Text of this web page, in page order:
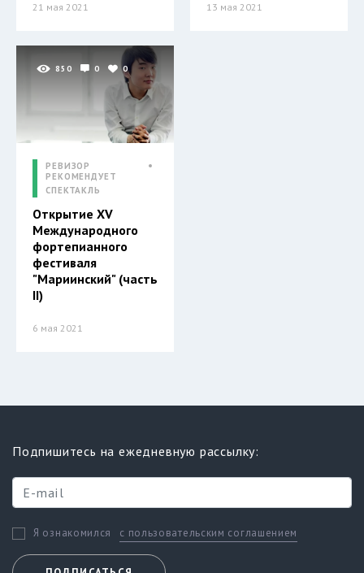
21 мая 2021 13 мая 2021
850 0 0
РЕВИЗОР
РЕКОМЕНДУЕТ
СПЕКТАКЛЬ
Открытие ХV
Международного
фортепианного
фестиваля
"Мариинский" (часть
II)
6 мая 2021
Подпишитесь на ежедневную рассылку:
Я ознакомился с пользовательским соглашением